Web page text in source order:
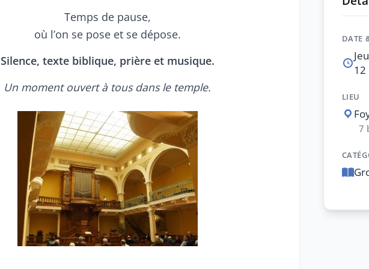
Temps de pause,
où l’on se pose et se dépose.
Silence, texte biblique, prière et musique.
Un moment ouvert à tous dans le temple.
DATE
12
LIEU
7